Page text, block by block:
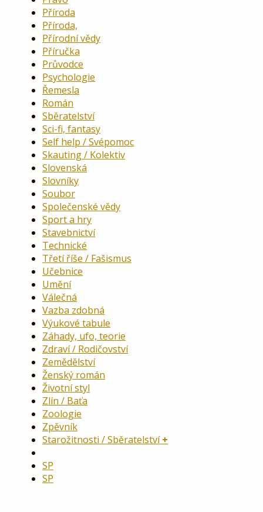
Příroda
Příroda,
Přírodní vědy
Příručka
Průvodce
Psychologie
Řemesla
Román
Sběratelství
Sci-fi, fantasy
Self help / Svépomoc
Skauting / Kolektiv
Slovenská
Slovníky
Soubor
Společenské vědy
Sport a hry
Stavebnictví
Technické
Třetí říše / Fašismus
Učebnice
Umění
Válečná
Vazba zdobná
Výukové tabule
Záhady, ufo, teorie
Zdraví / Rodičovství
Zemědělství
Ženský román
Životní styl
Zlín / Baťa
Zoologie
Zpěvník
Starožitnosti / Sběratelství
SP
SP